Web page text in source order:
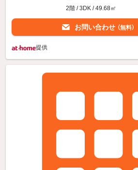
2階 / 3DK / 49.68㎡
お問い合わせ （無料）
提供